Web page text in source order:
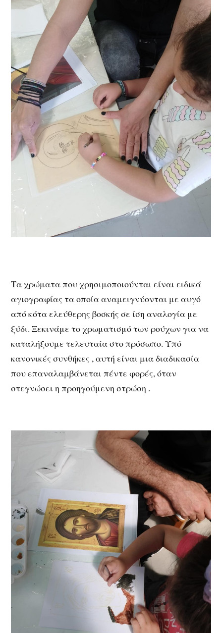
Τα χρώματα που χρησιμοποιούνται είναι ειδικά
αγιογραφίας τα οποία αναμειγνύονται με αυγό
από κότα ελεύθερης βοσκής σε ίση αναλογία με
ξύδι. Ξεκινάμε το χρωματισμό των ρούχων για να
καταλήξουμε τελευταία στο πρόσωπο. Υπό
κανονικές συνθήκες , αυτή είναι μια διαδικασία
που επαναλαμβάνεται πέντε φορές, όταν
στεγνώσει η προηγούμενη στρώση .